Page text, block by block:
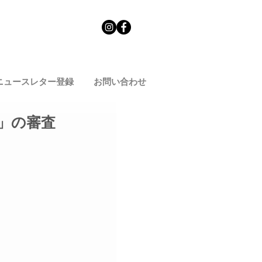
ュースレター登録 お問い合わせ
の審査